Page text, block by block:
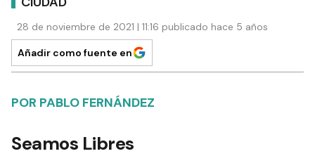
28 de noviembre de 2021 | 11:16 publicado hace 5 años
Añadir como fuente en
POR PABLO FERNÁNDEZ
Seamos Libres